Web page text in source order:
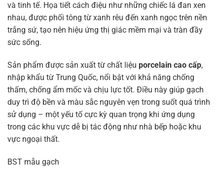
và tinh tế. Họa tiết cách điệu như những chiếc lá đan xen
nhau, được phối tông từ xanh rêu đến xanh ngọc trên nền
trắng sứ, tạo nên hiệu ứng thị giác mềm mại và tràn đầy
sức sống.
Sản phẩm được sản xuất từ chất liệu porcelain cao cấp,
nhập khẩu từ Trung Quốc, nổi bật với khả năng chống
thấm, chống ẩm mốc và chịu lực tốt. Điều này giúp gạch
duy trì độ bền và màu sắc nguyên vẹn trong suốt quá trình
sử dụng – một yếu tố cực kỳ quan trọng khi ứng dụng
trong các khu vực dễ bị tác động như nhà bếp hoặc khu
vực ngoại thất.
BST mẫu gạch